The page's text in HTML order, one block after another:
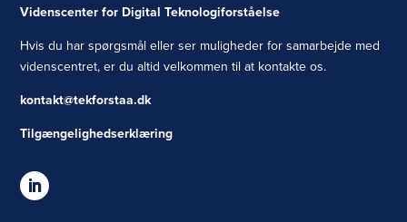
Videnscenter for Digital Teknologiforståelse
Hvis du har spørgsmål eller ser muligheder for samarbejde med
videnscentret, er du altid velkommen til at kontakte os.
kontakt@tekforstaa.dk
Tilgængelighedserklæring